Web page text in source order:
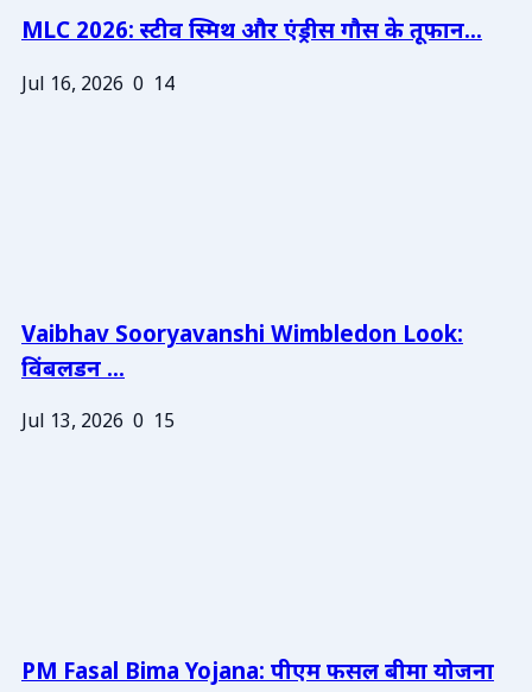
MLC 2026: स्टीव स्मिथ और एंड्रीस गौस के तूफान...
Jul 16, 2026 0 14
Vaibhav Sooryavanshi Wimbledon Look:
विंबलडन ...
Jul 13, 2026 0 15
PM Fasal Bima Yojana: पीएम फसल बीमा योजना